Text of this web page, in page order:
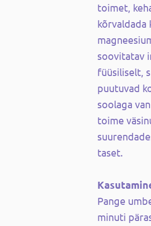
toimet,
kõrvaldada
soovitatav
füüsiliselt,
puutuvad
soolaga
toime
taset.
Pange
minuti